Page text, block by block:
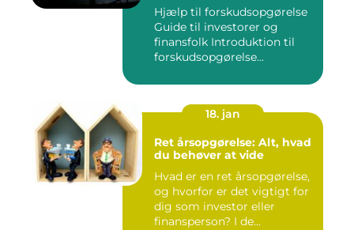
Hjælp til forskudsopgørelse
Guide til investorer og
finansfolk Introduktion til
forskudsopgørelse...
18. jan
Ret årsopgørelse: Alt, hvad
du behøver at vide
Hvad er en ret årsopgørelse,
og hvorfor er det vigtigt for
dig som investor eller
finansperson? I de...